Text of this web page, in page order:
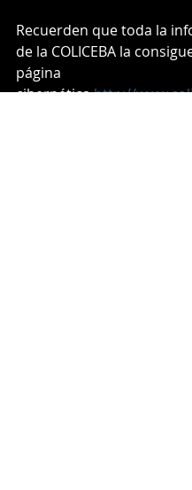
Recuerden que toda la
de la COLICEBA la
página
cibernética http://